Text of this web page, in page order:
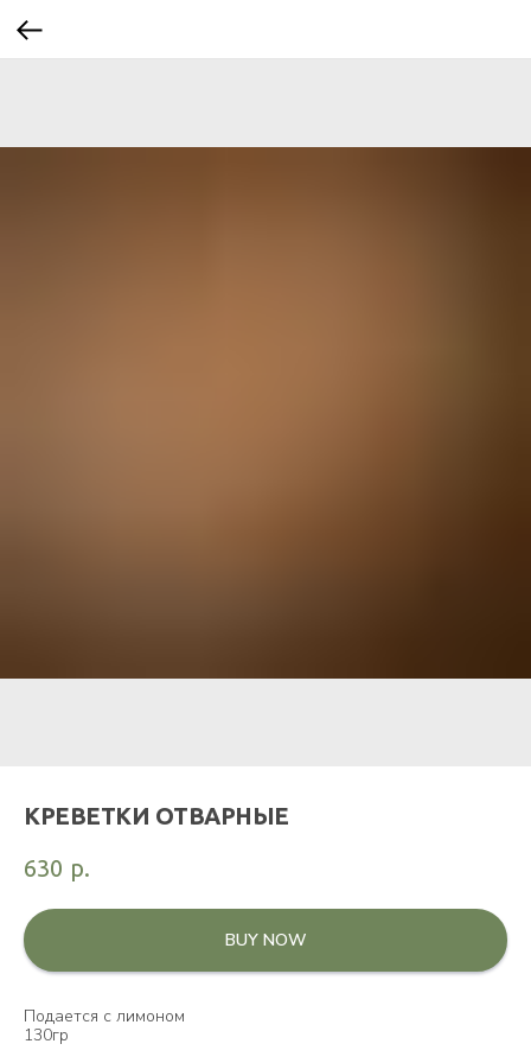
КРЕВЕТКИ ОТВАРНЫЕ
630 р.
BUY NOW
Подается с лимоном
130гр